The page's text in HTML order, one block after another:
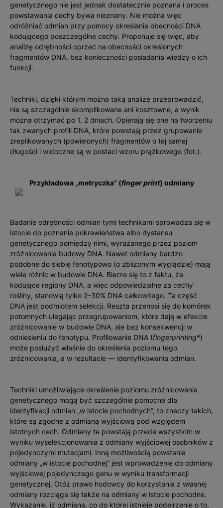
genetycznego nie jest jednak dostatecznie poznana i proces
powstawania cechy bywa nieznany. Nie można więc
odróżniać odmian przy pomocy określania obecności DNA
kodującego poszczególne cechy. Proponuje się więc, aby
analizę odrębności oprzeć na obecności określonych
fragmentów DNA, bez konieczności posiadania wiedzy o ich
funkcji.
Techniki, dzięki którym można taką analizę przeprowadzić,
nie są szczególnie skomplikowane ani kosztowne, a wynik
można otrzymać po 1, 2 dniach. Opierają się one na tworzeniu
tak zwanych profili DNA, które powstają przez grupowanie
zreplikowanych (powielonych) fragmentów o tej samej
długości i widoczne są w postaci wzoru prążkowego (fot.).
Przykładowa „metryczka” (finger print) odmiany
Badanie odrębności odmian tymi technikami sprowadza się w
istocie do poznania pokrewieństwa albo dystansu
genetycznego pomiędzy nimi, wyrażanego przez poziom
zróżnicowania budowy DNA. Nawet odmiany bardzo
podobne do siebie fenotypowo (o zbliżonym wyglądzie) mają
wiele różnic w budowie DNA. Bierze się to z faktu, że
kodujące regiony DNA, a więc odpowiedzialne za cechy
rośliny, stanowią tylko 2–30% DNA całkowitego. Ta część
DNA jest podmiotem selekcji. Reszta przenosi się do komórek
potomnych ulegając przegrupowaniom, które dają w efekcie
zróżnicowanie w budowie DNA, ale bez konsekwencji w
odniesieniu do fenotypu. Profilowanie DNA (fingerprinting*)
może posłużyć właśnie do określenia poziomu tego
zróżnicowania, a w rezultacie — identyfikowania odmian.
Techniki umożliwiające określenie poziomu zróżnicowania
genetycznego mogą być szczególnie pomocne dla
identyfikacji odmian „w istocie pochodnych”, to znaczy takich,
które są zgodne z odmianą wyjściową pod względem
istotnych cech. Odmiany te powstają przede wszystkim w
wyniku wyselekcjonowania z odmiany wyjściowej osobników z
pojedynczymi mutac­jami. Inną możliwością powstania
odmiany „w istocie pochodnej” jest wprowadzenie do odmiany
wyjściowej pojedynczego genu w wyniku transformacji
genetycznej. Otóż prawo hodowcy do korzystania z własnej
odmiany rozciąga się także na odmiany w istocie pochodne.
Wykazanie, iż odmiana, co do której istnieje podejrzenie o to,